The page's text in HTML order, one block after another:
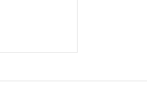
mit AFDD